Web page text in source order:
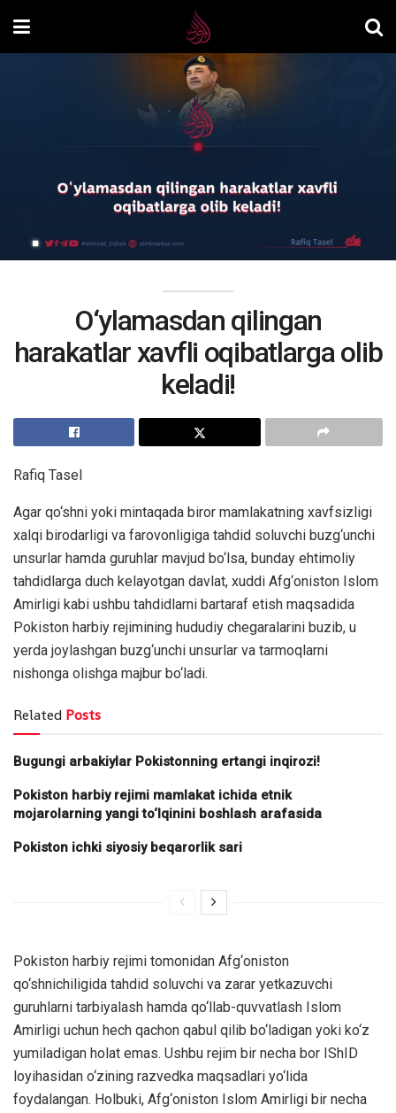
O‘ylamasdan qilingan
harakatlar xavfli oqibatlarga olib
keladi!
Rafiq Tasel
Agar qo‘shni yoki mintaqada biror mamlakatning xavfsizligi
xalqi birodarligi va farovonligiga tahdid soluvchi buzg‘unchi
unsurlar hamda guruhlar mavjud bo‘lsa, bunday ehtimoliy
tahdidlarga duch kelayotgan davlat, xuddi Afg‘oniston Islom
Amirligi kabi ushbu tahdidlarni bartaraf etish maqsadida
Pokiston harbiy rejimining hududiy chegaralarini buzib, u
yerda joylashgan buzg‘unchi unsurlar va tarmoqlarni
nishonga olishga majbur bo‘ladi.
Related Posts
Bugungi arbakiylar Pokistonning ertangi inqirozi!
Pokiston harbiy rejimi mamlakat ichida etnik
mojarolarning yangi to‘lqinini boshlash arafasida
Pokiston ichki siyosiy beqarorlik sari
Pokiston harbiy rejimi tomonidan Afg‘oniston
qo‘shnichiligida tahdid soluvchi va zarar yetkazuvchi
guruhlarni tarbiyalash hamda qo‘llab-quvvatlash Islom
Amirligi uchun hech qachon qabul qilib bo‘ladigan yoki ko‘z
yumiladigan holat emas. Ushbu rejim bir necha bor IShID
loyihasidan o‘zining razvedka maqsadlari yo‘lida
foydalangan. Holbuki, Afg‘oniston Islom Amirligi bir necha